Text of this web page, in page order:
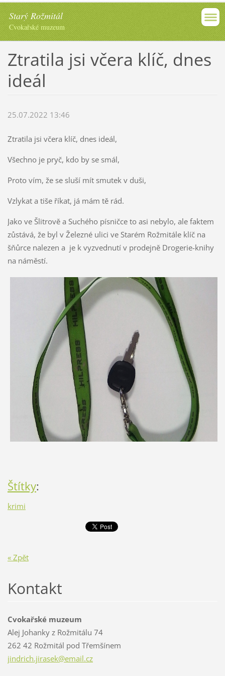
Starý Rožmitál
Cvokařské muzeum
Ztratila jsi včera klíč, dnes
ideál
25.07.2022 13:46
Ztratila jsi včera klíč, dnes ideál,
Všechno je pryč, kdo by se smál,
Proto vím, že se sluší mít smutek v duši,
Vzlykat a tiše říkat, já mám tě rád.
Jako ve Šlitrově a Suchého písničce to asi nebylo, ale faktem
zůstává, že byl v Železné ulici ve Starém Rožmitále klíč na
šňůrce nalezen a je k vyzvednutí v prodejně Drogerie-knihy
na náměstí.
Štítky:
krimi
« Zpět
Kontakt
Cvokařské muzeum
Alej Johanky z Rožmitálu 74
262 42 Rožmitál pod Třemšínem
jindrich.jirasek@email.cz